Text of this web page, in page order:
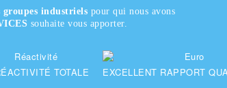
groupes industriels pour qui nous avons
souhaite vous apporter.
TOTALE EXCELLENT RAPPORT